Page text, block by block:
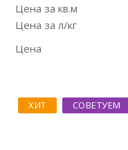
Цена за кв.м
Цена за л/кг
Цена
ХИТ СОВЕТУЕМ